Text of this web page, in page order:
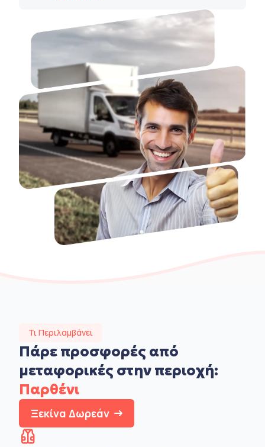
Τι Περιλαμβάνει
Πάρε προσφορές από
μεταφορικές στην περιοχή:
Παρθένι
Ξεκίνα Δωρεάν